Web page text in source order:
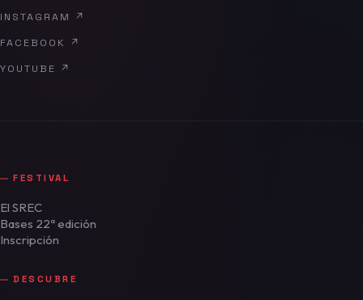
INSTAGRAM
↗
FACEBOOK
↗
YOUTUBE
↗
FESTIVAL
El SREC
Bases 22ª edición
Inscripción
DESCUBRE